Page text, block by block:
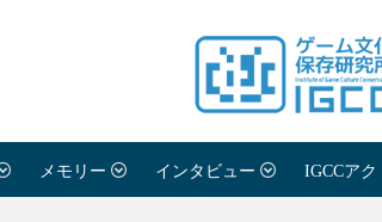
メモリー インタビュー IGCCアク